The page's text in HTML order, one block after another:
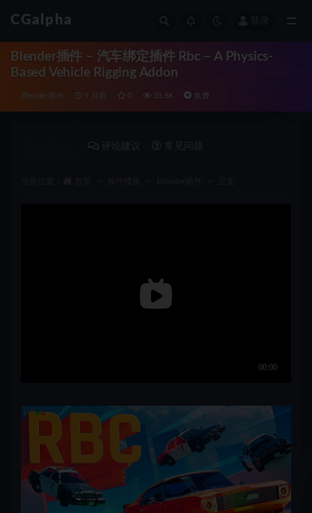
CGalpha
Blender插件 – 汽车绑定插件 Rbc – A Physics-
Based Vehicle Rigging Addon
Blender插件 9 月前 0 33.8K 免费
评论建议 常见问题